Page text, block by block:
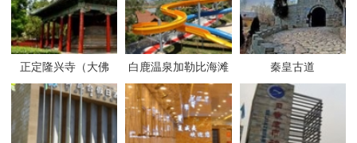
正定隆兴寺（大佛
寺）
白鹿温泉加勒比海滩
水上乐园
秦皇古道